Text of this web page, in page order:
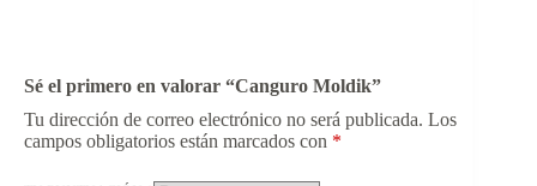
Sé el primero en valorar “Canguro Moldik”
Tu dirección de correo electrónico no será publicada. Los
campos obligatorios están marcados con *